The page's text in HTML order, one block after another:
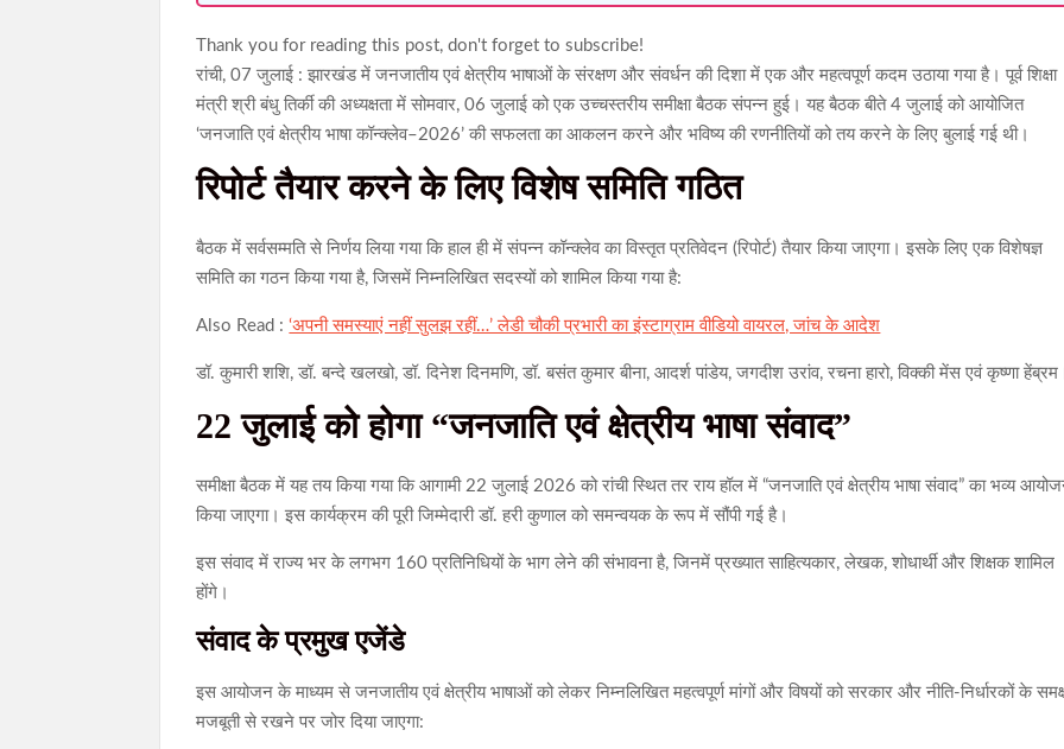
Thank you for reading this post, don't forget to subscribe!
रांची, 07 जुलाई : झारखंड में जनजातीय एवं क्षेत्रीय भाषाओं के संरक्षण और संवर्धन की दिशा में एक और महत्वपूर्ण कदम उठाया गया है। पूर्व शिक्षा
मंत्री श्री बंधु तिर्की की अध्यक्षता में सोमवार, 06 जुलाई को एक उच्चस्तरीय समीक्षा बैठक संपन्न हुई। यह बैठक बीते 4 जुलाई को आयोजित
‘जनजाति एवं क्षेत्रीय भाषा कॉन्क्लेव–2026’ की सफलता का आकलन करने और भविष्य की रणनीतियों को तय करने के लिए बुलाई गई थी।
रिपोर्ट तैयार करने के लिए विशेष समिति गठित
बैठक में सर्वसम्मति से निर्णय लिया गया कि हाल ही में संपन्न कॉन्क्लेव का विस्तृत प्रतिवेदन (रिपोर्ट) तैयार किया जाएगा। इसके लिए एक विशेषज्ञ
समिति का गठन किया गया है, जिसमें निम्नलिखित सदस्यों को शामिल किया गया है:
Also Read :‘अपनी समस्याएं नहीं सुलझ रहीं…’ लेडी चौकी प्रभारी का इंस्टाग्राम वीडियो वायरल, जांच के आदेश
डॉ. कुमारी शशि, डॉ. बन्दे खलखो, डॉ. दिनेश दिनमणि, डॉ. बसंत कुमार बीना, आदर्श पांडेय, जगदीश उरांव, रचना हारो, विक्की मेंस एवं कृष्णा
22 जुलाई को होगा “जनजाति एवं क्षेत्रीय भाषा संवाद”
समीक्षा बैठक में यह तय किया गया कि आगामी 22 जुलाई 2026 को रांची स्थित तर राय हॉल में “जनजाति एवं क्षेत्रीय भाषा संवाद” का भव्य
किया जाएगा। इस कार्यक्रम की पूरी जिम्मेदारी डॉ. हरी कुणाल को समन्वयक के रूप में सौंपी गई है।
इस संवाद में राज्य भर के लगभग 160 प्रतिनिधियों के भाग लेने की संभावना है, जिनमें प्रख्यात साहित्यकार, लेखक, शोधार्थी और शिक्षक शामिल
होंगे।
संवाद के प्रमुख एजेंडे
इस आयोजन के माध्यम से जनजातीय एवं क्षेत्रीय भाषाओं को लेकर निम्नलिखित महत्वपूर्ण मांगों और विषयों को सरकार और नीति-निर्धारकों के
मजबूती से रखने पर जोर दिया जाएगा: